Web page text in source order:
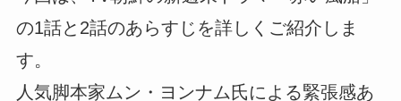
の1話と2話のあらすじを詳しくご紹介しま
す。
人気脚本家ムン・ヨンナム氏による緊張感あ